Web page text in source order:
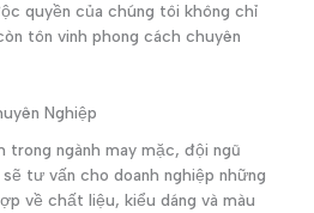
quyền của chúng tôi không chỉ
tôn vinh phong cách chuyên
Nghiệp
trong ngành may mặc, đội ngũ
tư vấn cho doanh nghiệp những
về chất liệu, kiểu dáng và màu